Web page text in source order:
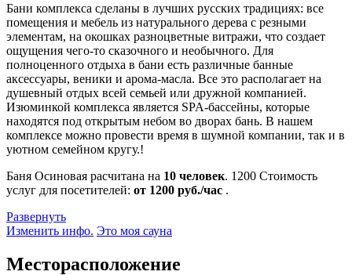
Бани комплекса сделаны в лучших русских традициях: все
помещения и мебель из натурального дерева с резными
элементам, на окошках разноцветные витражи, что создает
ощущения чего-то сказочного и необычного. Для
полноценного отдыха в бани есть различные банные
аксессуары, веники и арома-масла. Все это располагает на
душевный отдых всей семьей или дружной компанией.
Изюминкой комплекса является SPA-бассейны, которые
находятся под открытым небом во дворах бань. В нашем
комплексе можно провести время в шумной компании, так и в
уютном семейном кругу.!
Баня Осиновая расчитана на 10 человек. 1200 Стоимость
услуг для посетителей: от 1200 руб./час .
Развернуть
Изменить инфо. Это моя сауна
Месторасположение